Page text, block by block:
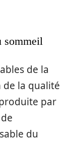
sommeil
de la
de la qualité
par
du